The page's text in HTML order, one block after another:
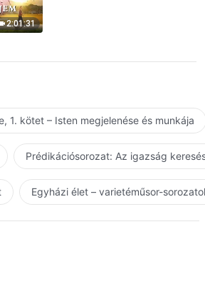
2:01:31
1. kötet – Isten megjelenése és munkája
Prédikációsorozat: Az igazság
Egyházi élet – varietéműsor-